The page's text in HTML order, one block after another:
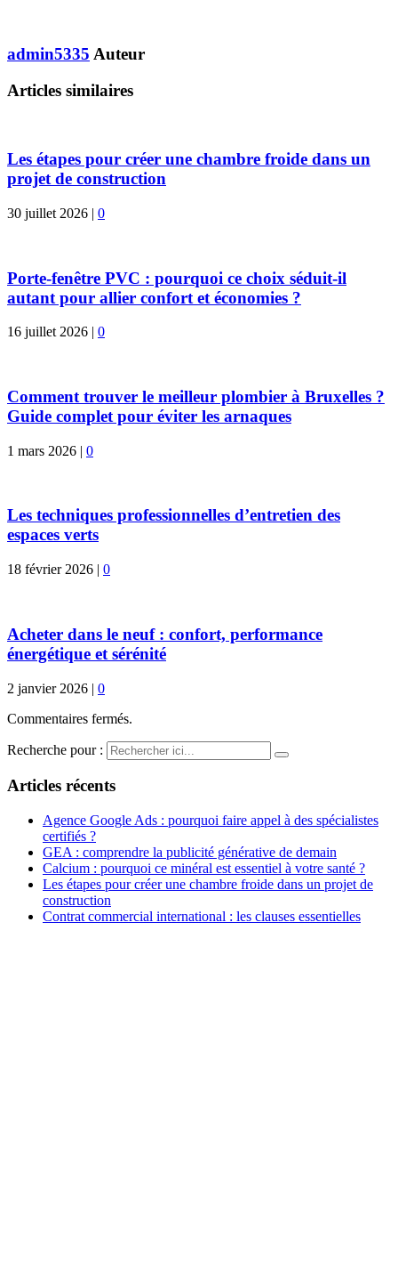
admin5335 Auteur
Articles similaires
Les étapes pour créer une chambre froide dans un
projet de construction
30 juillet 2026 | 0
Porte-fenêtre PVC : pourquoi ce choix séduit-il
autant pour allier confort et économies ?
16 juillet 2026 | 0
Comment trouver le meilleur plombier à Bruxelles ?
Guide complet pour éviter les arnaques
1 mars 2026 | 0
Les techniques professionnelles d’entretien des
espaces verts
18 février 2026 | 0
Acheter dans le neuf : confort, performance
énergétique et sérénité
2 janvier 2026 | 0
Commentaires fermés.
Recherche pour :
Articles récents
Agence Google Ads : pourquoi faire appel à des spécialistes
certifiés ?
GEA : comprendre la publicité générative de demain
Calcium : pourquoi ce minéral est essentiel à votre santé ?
Les étapes pour créer une chambre froide dans un projet de
construction
Contrat commercial international : les clauses essentielles